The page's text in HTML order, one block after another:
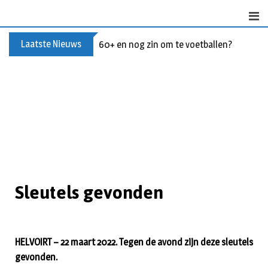
Laatste Nieuws 60+ en nog zin om te voetballen? Kom
Sleutels gevonden
HELVOIRT – 22 maart 2022. Tegen de avond zijn deze sleutels
gevonden.